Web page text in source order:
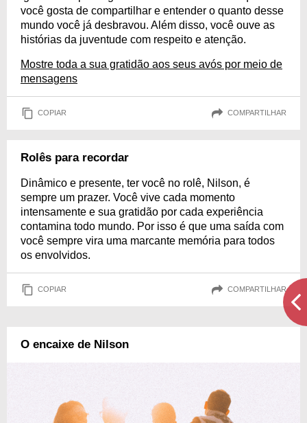
você gosta de compartilhar e entender o quanto desse
mundo você já desbravou. Além disso, você ouve as
histórias da juventude com respeito e atenção.
Mostre toda a sua gratidão aos seus avós por meio de
mensagens
COPIAR COMPARTILHAR
Rolês para recordar
Dinâmico e presente, ter você no rolê, Nilson, é
sempre um prazer. Você vive cada momento
intensamente e sua gratidão por cada experiência
contamina todo mundo. Por isso é que uma saída com
você sempre vira uma marcante memória para todos
os envolvidos.
COPIAR COMPARTILHAR
O encaixe de Nilson